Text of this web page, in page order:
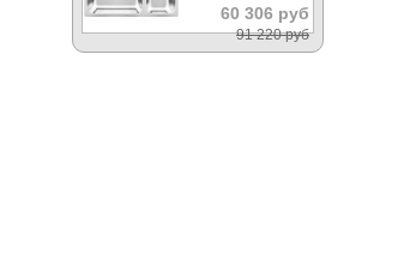
60 306 руб
91 220 руб